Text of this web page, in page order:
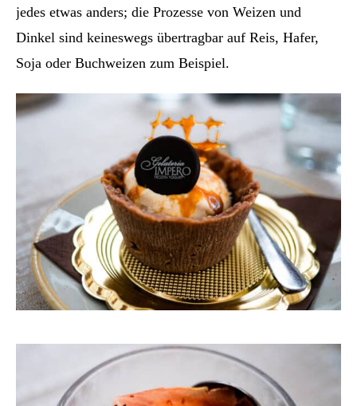
jedes etwas anders; die Prozesse von Weizen und
Dinkel sind keineswegs übertragbar auf Reis, Hafer,
Soja oder Buchweizen zum Beispiel.